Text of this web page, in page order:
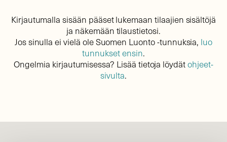
Kirjautumalla sisään pääset lukemaan tilaajien sisältöjä
ja näkemään tilaustietosi.
Jos sinulla ei vielä ole Suomen Luonto -tunnuksia, luo
tunnukset ensin.
Ongelmia kirjautumisessa? Lisää tietoja löydätohjeet-
sivulta.